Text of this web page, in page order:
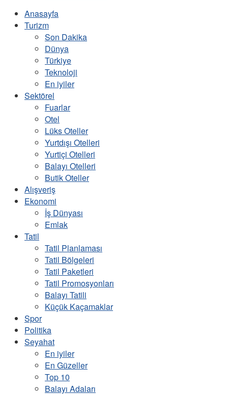
Anasayfa
Turizm
Son Dakika
Dünya
Türkiye
Teknoloji
En iyiler
Sektörel
Fuarlar
Otel
Lüks Oteller
Yurtdışı Otelleri
Yurtiçi Otelleri
Balayı Otelleri
Butik Oteller
Alışveriş
Ekonomi
İş Dünyası
Emlak
Tatil
Tatil Planlaması
Tatil Bölgeleri
Tatil Paketleri
Tatil Promosyonları
Balayı Tatili
Küçük Kaçamaklar
Spor
Politika
Seyahat
En iyiler
En Güzeller
Top 10
Balayı Adaları